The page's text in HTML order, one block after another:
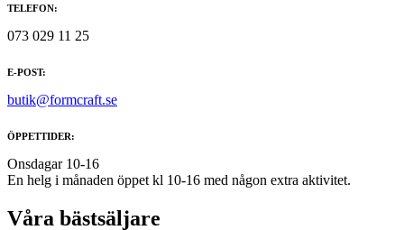
TELEFON:
073 029 11 25
E-POST:
butik@formcraft.se
ÖPPETTIDER:
Onsdagar 10-16
En helg i månaden öppet kl 10-16 med någon extra aktivitet.
Våra bästsäljare